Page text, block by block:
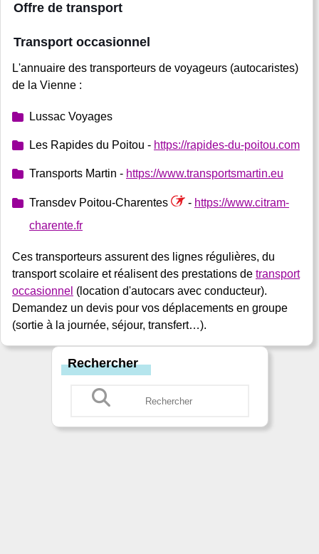
Offre de transport
Transport occasionnel
L'annuaire des transporteurs de voyageurs (autocaristes)
de la Vienne :
Lussac Voyages
Les Rapides du Poitou - https://rapides-du-poitou.com
Transports Martin - https://www.transportsmartin.eu
Transdev Poitou-Charentes - https://www.citram-
charente.fr
Ces transporteurs assurent des lignes régulières, du
transport scolaire et réalisent des prestations de transport
occasionnel (location d'autocars avec conducteur).
Demandez un devis pour vos déplacements en groupe
(sortie à la journée, séjour, transfert…).
Rechercher